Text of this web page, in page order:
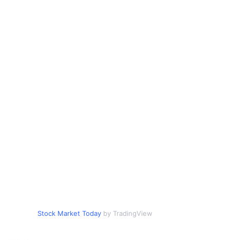
Stock Market Today by TradingView